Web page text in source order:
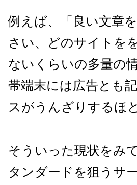
例えば、「良い文章
さい、どのサイトを
ないくらいの多量の
帯端末には広告とも
スがうんざりするほ
そういった現状をみ
タンダードを狙うサ